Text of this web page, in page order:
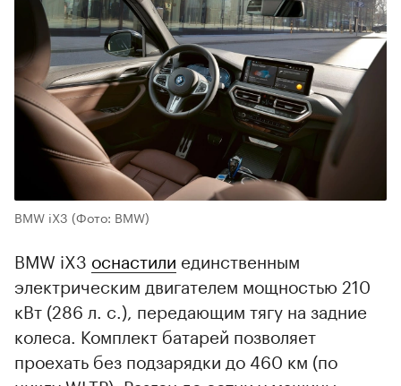
BMW iX3 (Фото: BMW)
BMW iX3 оснастили единственным
электрическим двигателем мощностью 210
кВт (286 л. с.), передающим тягу на задние
колеса. Комплект батарей позволяет
проехать без подзарядки до 460 км (по